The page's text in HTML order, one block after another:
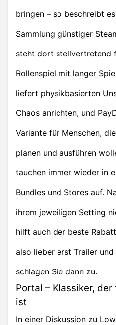
bringen – so beschreibt
Sammlung günstiger
steht dort stellvertretend
Rollenspiel mit langer
liefert physikbasierten
Chaos anrichten, und
Variante für Menschen,
planen und ausführen
tauchen immer wieder in
Bundles und Stores auf.
ihrem jeweiligen Setting
hilft auch der beste
also lieber erst Trailer und
schlagen Sie dann zu.
Portal – Klassiker,
ist
In einer Diskussion zu